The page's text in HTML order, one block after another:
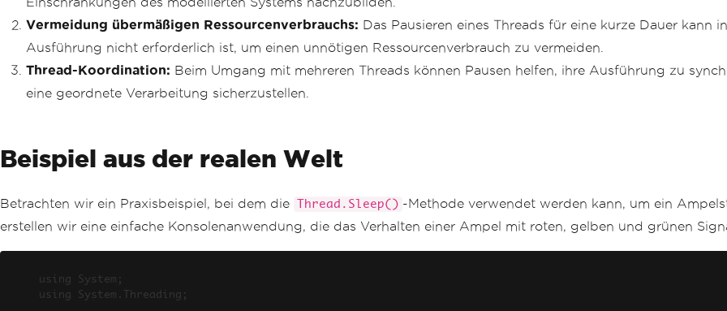
Vermeidung übermäßigen Ressourcenverbrauchs: Das Pausieren eines Threads für eine kurze Dauer kann
Ausführung nicht erforderlich ist, um einen unnötigen Ressourcenverbrauch zu vermeiden.
Thread-Koordination: Beim Umgang mit mehreren Threads können Pausen helfen, ihre Ausführung zu
eine geordnete Verarbeitung sicherzustellen.
Beispiel aus der realen Welt
Betrachten wir ein Praxisbeispiel, bei dem die Thread.Sleep() -Methode verwendet werden kann, um ein
erstellen wir eine einfache Konsolenanwendung, die das Verhalten einer Ampel mit roten, gelben und grünen
using System;
using System.Threading;